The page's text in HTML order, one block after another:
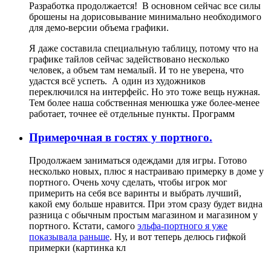
Разработка продолжается! В основном сейчас все силы
брошены на дорисовывание минимально необходимого
для демо-версии объема графики.
Я даже составила специальную таблицу, потому что на
графике тайлов сейчас задействовано несколько
человек, а объем там немалый. И то не уверена, что
удастся всё успеть. А один из художников
переключился на интерфейс. Но это тоже вещь нужная.
Тем более наша собственная менюшка уже более-менее
работает, точнее её отдельные пункты. Программ
Примерочная в гостях у портного.
Продолжаем заниматься одеждами для игры. Готово
несколько новых, плюс я настраиваю примерку в доме у
портного. Очень хочу сделать, чтобы игрок мог
примерить на себя все варинты и выбрать лучший,
какой ему больше нравится. При этом сразу будет видна
разница с обычным простым магазином и магазином у
портного. Кстати, самого эльфа-портного я уже
показывала раньше. Ну, и вот теперь делюсь гифкой
примерки (картинка кл